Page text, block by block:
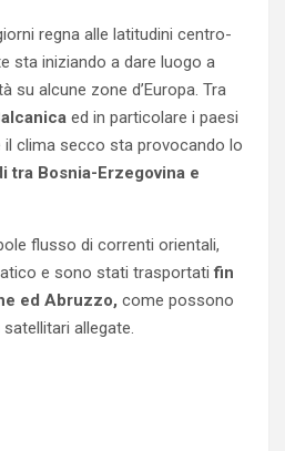
regna alle latitudini centro-
sta iniziando a dare luogo a
su alcune zone d’Europa. Tra
ed in particolare i paesi
il clima secco sta provocando lo
tra Bosnia-Erzegovina e
flusso di correnti orientali,
e sono stati trasportati fin
ed Abruzzo, come possono
allegate.